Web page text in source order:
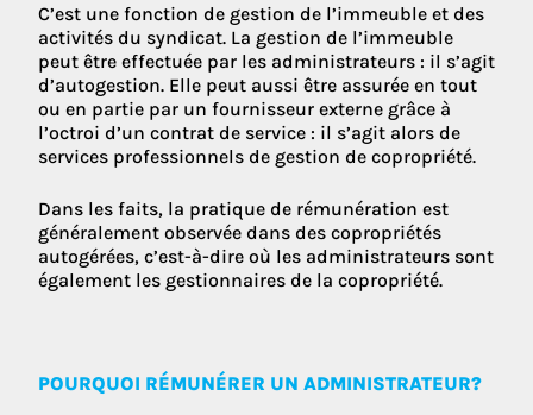
C’est une fonction de gestion de l’immeuble et des
activités du syndicat. La gestion de l’immeuble
peut être effectuée par les administrateurs : il s’agit
d’autogestion. Elle peut aussi être assurée en tout
ou en partie par un fournisseur externe grâce à
l’octroi d’un contrat de service : il s’agit alors de
services professionnels de gestion de copropriété.
Dans les faits, la pratique de rémunération est
généralement observée dans des copropriétés
autogérées, c’est-à-dire où les administrateurs sont
également les gestionnaires de la copropriété.
POURQUOI RÉMUNÉRER UN ADMINISTRATEUR?